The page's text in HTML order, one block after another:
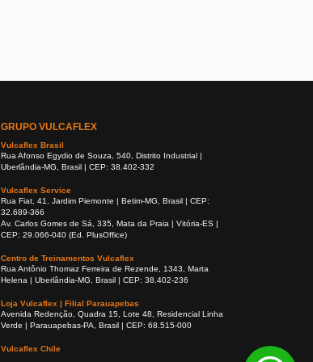
GRUPO VULCAFLEX
Vulcaflex Brasil
Rua Afonso Egydio de Souza, 540, Distrito Industrial |
Uberlândia-MG, Brasil | CEP: 38.402-332
Vulcaflex Service
Rua Fiat, 41, Jardim Piemonte | Betim-MG, Brasil | CEP:
32.689-366
Av. Carlos Gomes de Sá, 335, Mata da Praia | Vitória-ES |
CEP: 29.066-040 (Ed. PlusOffice)
Centro de Treinamentos Vulcaflex
Rua Antônio Thomaz Ferreira de Rezende, 1343, Marta
Helena | Uberlândia-MG, Brasil | CEP: 38.402-236
Loja Vulcaflex | Filial Parauapebas
Avenida Redenção, Quadra 15, Lote 48, Residencial Linha
Verde | Parauapebas-PA, Brasil | CEP: 68.515-000
Vulcaflex Chile